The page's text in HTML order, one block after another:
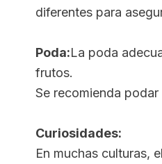
diferentes para
Poda:La poda
frutos.
Se recomienda
Curiosidades:
En muchas culturas,